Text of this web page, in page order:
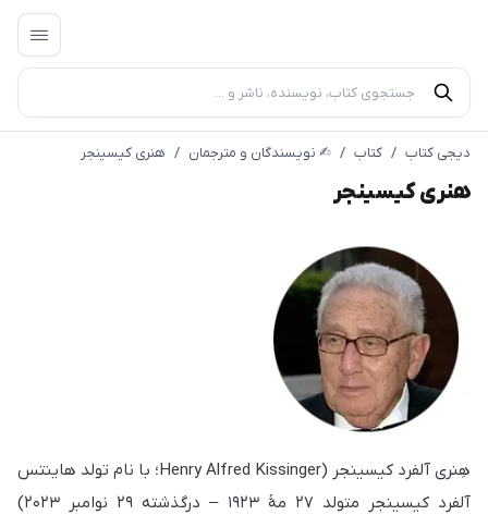
دیجی کتاب / کتاب / ✍︎ نویسندگان و مترجمان / هنری کیسینجر
هنری کیسینجر
هِنری آلفرد کیسینجر (Henry Alfred Kissinger؛ با نام تولد هاینتس
آلفرد کیسینجر متولد ۲۷ مهٔ ۱۹۲۳ – درگذشته ۲۹ نوامبر ۲۰۲۳)